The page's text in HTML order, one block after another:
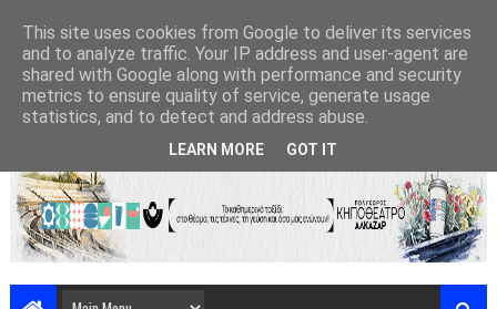
This site uses cookies from Google to deliver its services
and to analyze traffic. Your IP address and user-agent are
shared with Google along with performance and security
metrics to ensure quality of service, generate usage
statistics, and to detect and address abuse.
LEARN MORE GOT IT